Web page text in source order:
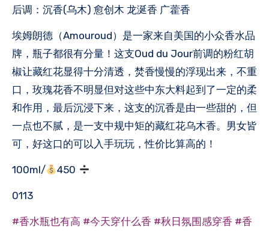
后调：沉香(乌木) 愈创木 龙涎香 广藿香
埃姆朗德（Amouroud）是一家来自美国的小众香水品
牌，瓶子都很有分量！这支Oud du Jour前调的粉红胡
椒让藏红花显得十分清透，焚香慢慢的浮现出来，不重
口，玫瑰花香不明显但对这些中东大料起到了一定的柔
和作用，最后沉浸下来，这支的沉香是由一些甜的，但
一点也不腻，是一支中规中矩的藏红花乌木香。男女皆
可，好这口的可以入手玩玩，性价比算高的！
100ml/ 450
0113
#香水瓶也有高 #今天穿什么香 #秋日氛围感穿香 #香